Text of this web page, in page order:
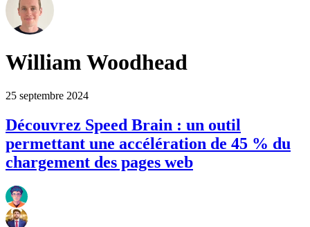
William Woodhead
25 septembre 2024
Découvrez Speed Brain : un outil
permettant une accélération de 45 % du
chargement des pages web